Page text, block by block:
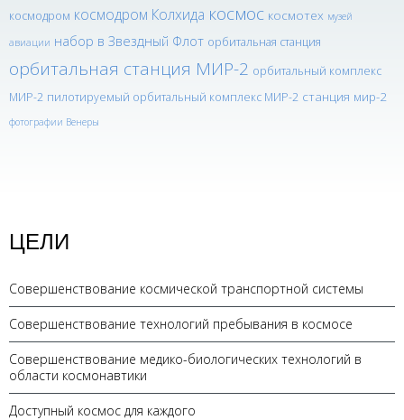
космодром космодром Колхида космос космотех музей
авиации набор в Звездный Флот орбитальная станция
орбитальная станция МИР-2 орбитальный комплекс
МИР-2 пилотируемый орбитальный комплекс МИР-2 станция мир-2
фотографии Венеры
ЦЕЛИ
Совершенствование космической транспортной системы
Совершенствование технологий пребывания в космосе
Совершенствование медико-биологических технологий в
области космонавтики
Доступный космос для каждого